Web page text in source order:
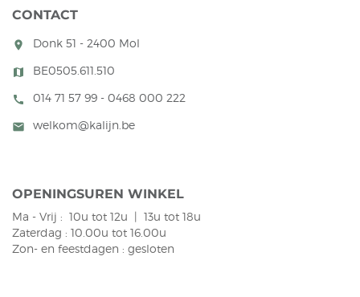
CONTACT
room Donk 51 - 2400 Mol
map BE0505.611.510
call 014 71 57 99 - 0468 000 222
mail welkom@kalijn.be
OPENINGSUREN WINKEL
Ma - Vrij : 10u tot 12u | 13u tot 18u
Zaterdag : 10.00u tot 16.00u
Zon- en feestdagen : gesloten